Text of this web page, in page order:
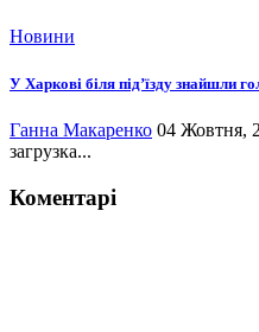
Новини
У Харкові біля під’їзду знайшли
Ганна Макаренко 04 Жовтня,
загрузка...
Коментарі